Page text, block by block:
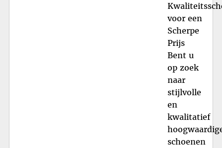
voor een
Scherpe
Prijs
Bent u
op zoek
naar
stijlvolle
en
kwalitatief
schoenen